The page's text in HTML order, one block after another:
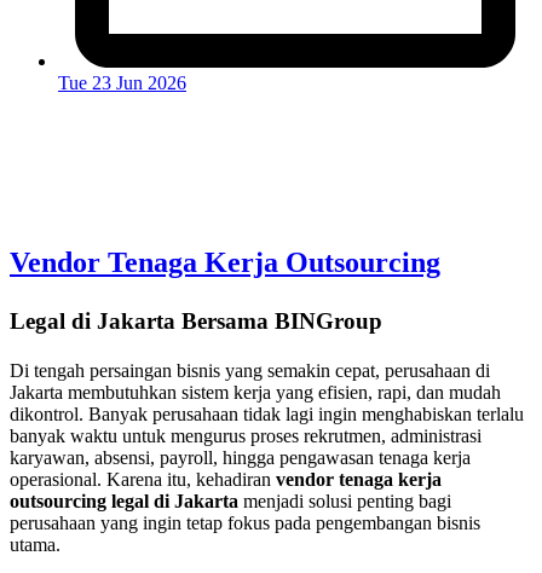
Tue 23 Jun 2026
Vendor Tenaga Kerja Outsourcing
Legal di Jakarta Bersama BINGroup
Di tengah persaingan bisnis yang semakin cepat, perusahaan di
Jakarta membutuhkan sistem kerja yang efisien, rapi, dan mudah
dikontrol. Banyak perusahaan tidak lagi ingin menghabiskan terlalu
banyak waktu untuk mengurus proses rekrutmen, administrasi
karyawan, absensi, payroll, hingga pengawasan tenaga kerja
operasional. Karena itu, kehadiran vendor tenaga kerja
outsourcing legal di Jakarta menjadi solusi penting bagi
perusahaan yang ingin tetap fokus pada pengembangan bisnis
utama.